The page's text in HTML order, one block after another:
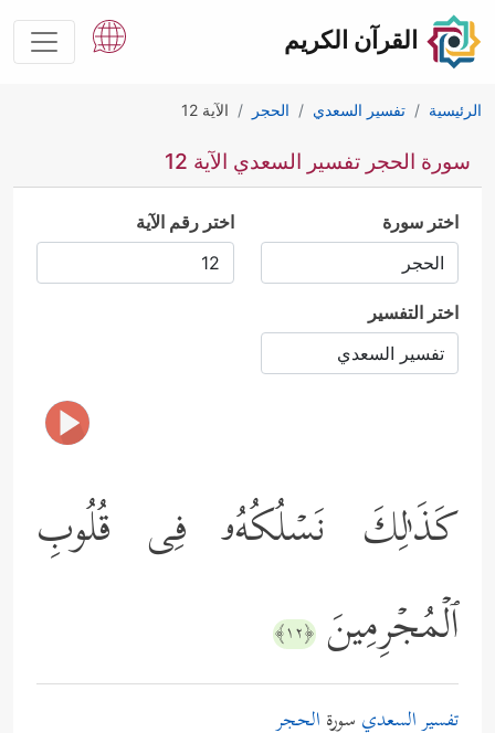
القرآن الكريم
الرئيسية تفسير السعدي الحجر الآية 12
سورة الحجر تفسير السعدي الآية 12
اختر سورة اختر رقم الآية
اختر التفسير
كَذَ ٰ⁠لِكَ نَسۡلُكُهُۥ فِی قُلُوبِ
ٱلۡمُجۡرِمِینَ ﴿١٢﴾
تفسير السعدي سورة الحجر